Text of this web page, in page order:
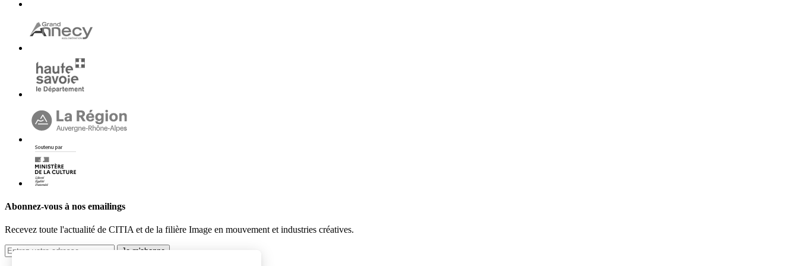
Abonnez-vous à nos emailings
Recevez toute l'actualité de CITIA et de la filière Image en mouvement et industries créatives.
Je m'abonne